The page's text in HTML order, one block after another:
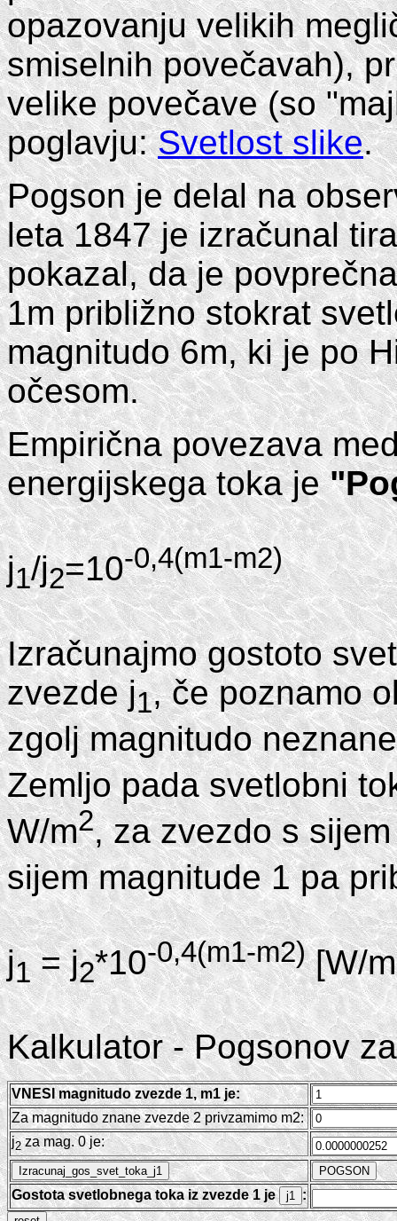
opazovanju velikih
smiselnih povečavah),
velike povečave (so
poglavju:Svetlost slike.
Pogson je delal na
leta 1847 je izračunal
pokazal, da je
1m približno stokrat
magnitudo 6m, ki je po
očesom.
Empirična povezava
energijskega toka je
j1/j2=10-0,4(m1-m2)
Izračunajmo gostoto
zvezde j1, če poznamo
zgolj magnitudo
Zemljo pada svetlobni
W/m2, za zvezdo s
sijem magnitude 1 pa
j1= j2*10-0,4(m1-m2)[W/m
Kalkulator - Pogsonov
VNESI magnitudo zvezde 1, m1 je:
Za magnitudo znane zvezde 2 privzamimo m2:
j2za mag. 0 je:
Gostota svetlobnega toka iz zvezde 1 je :